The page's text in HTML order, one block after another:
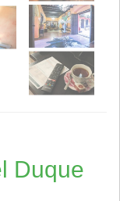
Duque